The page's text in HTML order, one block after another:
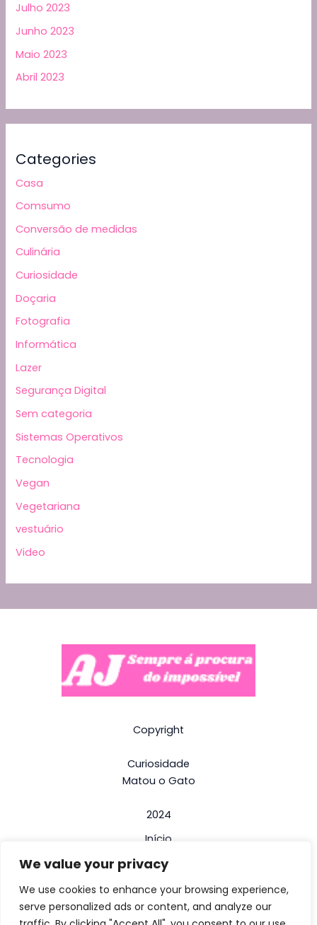
We value your privacy
We use cookies to enhance your browsing experience,
serve personalized ads or content, and analyze our
Julho 2023
Junho 2023
Maio 2023
Abril 2023
Categories
Casa
Comsumo
Conversão de medidas
Culinária
Curiosidade
Doçaria
Fotografia
Informática
Lazer
Segurança Digital
Sem categoria
Sistemas Operativos
Tecnologia
Vegan
Vegetariana
vestuário
Video
Copyright
Curiosidade
Matou o Gato
2024
Início
Termos e Condições
Politica de Privacidade
Contactos